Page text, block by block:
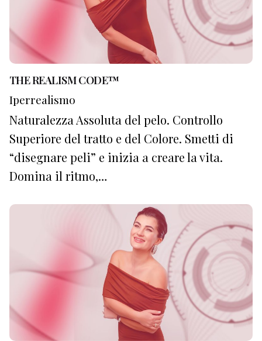
THE REALISM CODE™
Iperrealismo
Naturalezza Assoluta del pelo. Controllo
Superiore del tratto e del Colore. Smetti di
“disegnare peli” e inizia a creare la vita.
Domina il ritmo,…